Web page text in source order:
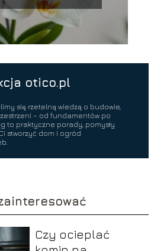
otico.pl
się rzetelną wiedzą o budowie,
– od fundamentów po
to praktyczne porady, pomysły
stworzyć dom i ogród
Czy ocieplać